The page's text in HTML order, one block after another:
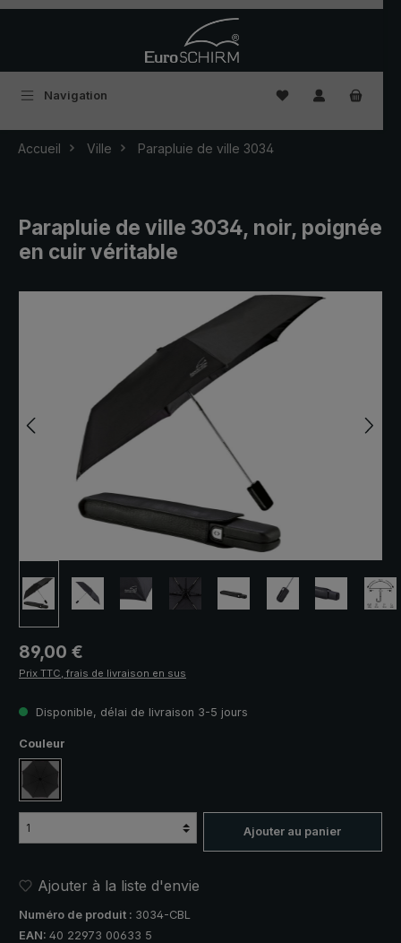
Navigation Vous avez 0
Accueil Ville Parapluie de ville 3034
Parapluie de ville 3034, noir, poignée
en cuir véritable
Prix régulier :
89,00 €
Prix TTC, frais de livraison en sus
Disponible, délai de livraison 3-5 jours
Sélectionnez
Couleur
noir
Ajouter au panier
Ajouter à la liste d'envie
Numéro de produit : 3034-CBL
EAN: 40 22973 00633 5